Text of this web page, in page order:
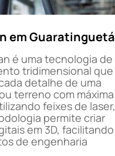
em Guaratinguetá
é uma tecnologia de
tridimensional que
detalhe de uma
terreno com máxima
feixes de laser,
permite criar
em 3D, facilitando
de engenharia